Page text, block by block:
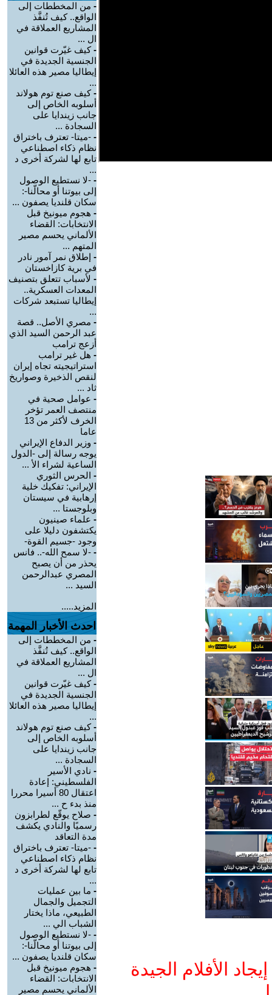
الأفلام الجيدة
- من المخططات إلى
الواقع.. كيف تُنفَّذ
المشاريع العملاقة في
ال ...
-كيف غيّرت قوانين
الجنسية الجديدة في
إيطاليا مصير هذه العائلا
...
-كيف صنع توم هولاند
أسلوبه الخاص إلى
جانب زيندايا على
السجادة ...
- -ميتا- تعترف باختراق
نظام ذكاء اصطناعي
تابع لها لشركة أخرى د
...
- -لا نستطيع الوصول
إلى بيوتنا أو محالّنا-:
سكان قلنديا يصفون ...
- هجوم ميونيخ قبل
الانتخابات: القضاء
الألماني يحسم مصير
المتهم ...
- إطلاق نمر آمور نادر
في برية كازاخستان
- لأسباب تتعلق بتصنيف
المعدات العسكرية..
إيطاليا تستبعد شركات
...
- مصري الأصل.. قصة
عبد الرحمن السيد الذي
أزعج ترامب
- هل غير ترامب
استراتيجيته تجاه إيران
لنقص الذخيرة وصواريخ
ثاد ...
- عوامل صحية في
منتصف العمر تؤخر
الخرف لأكثر من 13
عاما
- وزير الدفاع الإيراني
يوجه رسالة إلى -الدول
الساعية لشراء الأ ...
- الحرس الثوري
الإيراني: تفكيك خلية
إرهابية في سيستان
وبلوجستا ...
- علماء صينيون
يكتشفون دليلا على
وجود -جسيم القوة-
- -لا سمح الله-.. فانس
يحذر من أن يصبح
المصري عبدالرحمن
السيد ...
المزيد.....
احدث الأخبار المهمة
- من المخططات إلى
الواقع.. كيف تُنفَّذ
المشاريع العملاقة في
ال ...
-كيف غيّرت قوانين
الجنسية الجديدة في
إيطاليا مصير هذه العائلا
...
-كيف صنع توم هولاند
أسلوبه الخاص إلى
جانب زيندايا على
السجادة ...
- نادي الأسير
الفلسطيني: إعادة
اعتقال 80 أسيرا محررا
منذ بدء ح ...
- صلاح يوقّع لطرابزون
رسميًا والنادي يكشف
مدة التعاقد
- -ميتا- تعترف باختراق
نظام ذكاء اصطناعي
تابع لها لشركة أخرى د
...
- ما بين عمليات
التجميل والجمال
الطبيعي، ماذا يختار
الشباب الي ...
- -لا نستطيع الوصول
إلى بيوتنا أو محالّنا-:
سكان قلنديا يصفون ...
- هجوم ميونيخ قبل
الانتخابات: القضاء
الألماني يحسم مصير